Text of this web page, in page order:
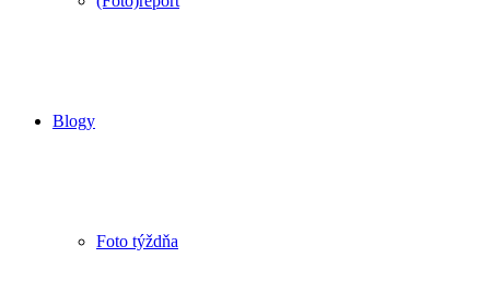
Blogy
Foto týždňa